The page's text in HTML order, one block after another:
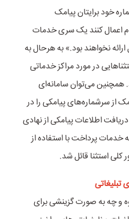
خود برایتان پیامک
اعمال کنند یک سری خدمات
نخواهند بود.» به هرحال به
در مورد مراکز خدماتی
همچنین می‌توان سامانه‌ای
از سرشماره‌های پیامکی را در
دریافت اطلاعات پیامکی از نهادی
خدمات پرداخت با استفاده از
کلی استثنا قائل شد.
تبلیغاتی
و چه به صورت گزینشی برای